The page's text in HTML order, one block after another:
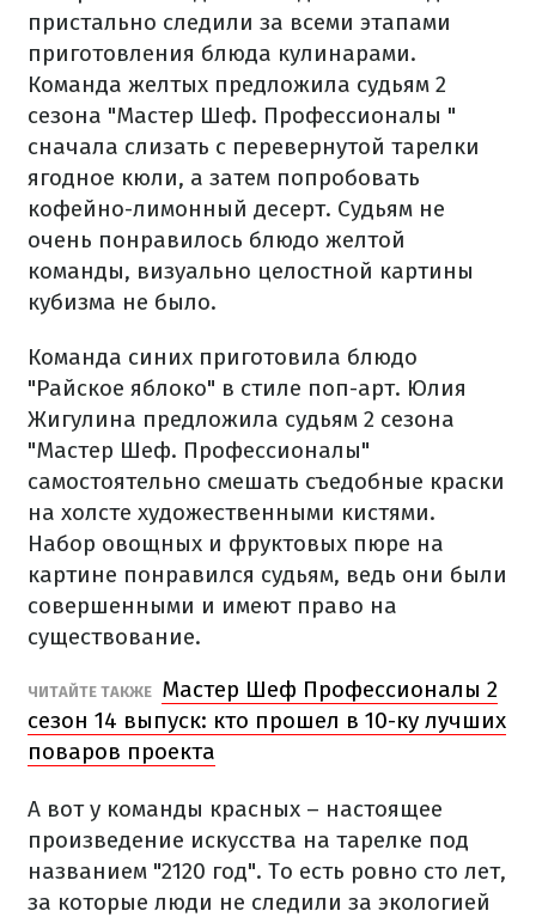
пристально следили за всеми этапами
приготовления блюда кулинарами.
Команда желтых предложила судьям 2
сезона "Мастер Шеф. Профессионалы "
сначала слизать с перевернутой тарелки
ягодное кюли, а затем попробовать
кофейно-лимонный десерт. Судьям не
очень понравилось блюдо желтой
команды, визуально целостной картины
кубизма не было.
Команда синих приготовила блюдо
"Райское яблоко" в стиле поп-арт. Юлия
Жигулина предложила судьям 2 сезона
"Мастер Шеф. Профессионалы"
самостоятельно смешать съедобные краски
на холсте художественными кистями.
Набор овощных и фруктовых пюре на
картине понравился судьям, ведь они были
совершенными и имеют право на
существование.
ЧИТАЙТЕ ТАКЖЕ Мастер Шеф Профессионалы 2
сезон 14 выпуск: кто прошел в 10-ку лучших
поваров проекта
А вот у команды красных – настоящее
произведение искусства на тарелке под
названием "2120 год". То есть ровно сто лет,
за которые люди не следили за экологией